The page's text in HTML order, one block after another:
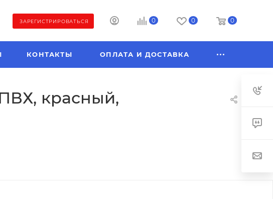
ЗАРЕГИСТРИРОВАТЬСЯ 0 0 0
КОНТАКТЫ ОПЛАТА И ДОСТАВКА
красный,